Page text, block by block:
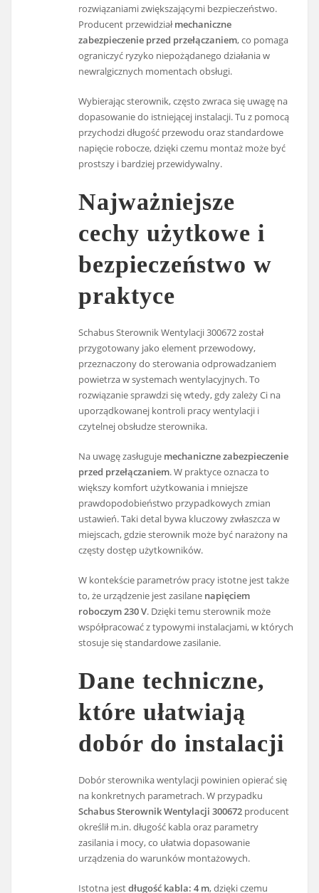
rozwiązaniami zwiększającymi bezpieczeństwo.
Producent przewidziałmechaniczne
zabezpieczenie przed przełączaniem, co pomaga
ograniczyć ryzyko niepożądanego działania w
newralgicznych momentach obsługi.
Wybierając sterownik, często zwraca się uwagę na
dopasowanie do istniejącej instalacji. Tu z pomocą
przychodzi długość przewodu oraz standardowe
napięcie robocze, dzięki czemu montaż może być
prostszy i bardziej przewidywalny.
Najważniejsze
cechy użytkowe i
bezpieczeństwo w
praktyce
Schabus Sterownik Wentylacji 300672 został
przygotowany jako element przewodowy,
przeznaczony do sterowania odprowadzaniem
powietrza w systemach wentylacyjnych. To
rozwiązanie sprawdzi się wtedy, gdy zależy Ci na
uporządkowanej kontroli pracy wentylacji i
czytelnej obsłudze sterownika.
Na uwagę zasługuje mechaniczne zabezpieczenie
przed przełączaniem. W praktyce oznacza to
większy komfort użytkowania i mniejsze
prawdopodobieństwo przypadkowych zmian
ustawień. Taki detal bywa kluczowy zwłaszcza w
miejscach, gdzie sterownik może być narażony na
częsty dostęp użytkowników.
W kontekście parametrów pracy istotne jest także
to, że urządzenie jest zasilane napięciem
roboczym 230 V. Dzięki temu sterownik może
współpracować z typowymi instalacjami, w których
stosuje się standardowe zasilanie.
Dane techniczne,
które ułatwiają
dobór do instalacji
Dobór sterownika wentylacji powinien opierać się
na konkretnych parametrach. W przypadku
Schabus Sterownik Wentylacji 300672 producent
określił m.in. długość kabla oraz parametry
zasilania i mocy, co ułatwia dopasowanie
urządzenia do warunków montażowych.
Istotna jestdługość kabla: 4 m, dzięki czemu